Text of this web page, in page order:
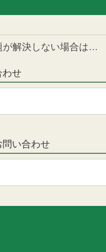
が解決しない場合は…
わせ
い合わせ